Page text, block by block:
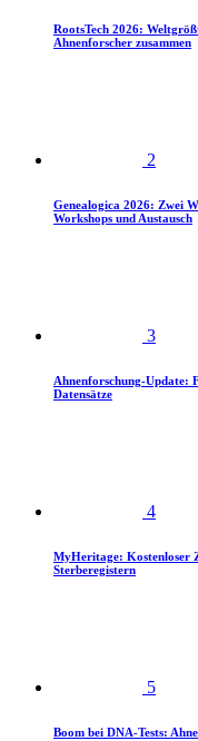
RootsTech 2026:
Ahnenforscher zusammen
2
Genealogica 2026: Zwei
Workshops und Austausch
3
Ahnenforschung-Update:
Datensätze
4
MyHeritage: Kostenloser
Sterberegistern
5
Boom bei DNA-Tests: